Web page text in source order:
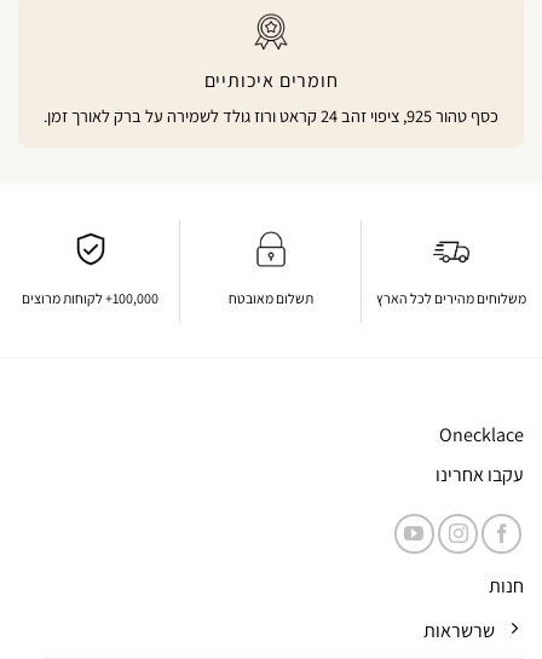
חומרים איכותיים
כסף טהור 925, ציפוי זהב 24 קראט ורוז גולד לשמירה על ברק לאורך זמן.
משלוחים מהירים לכל הארץ תשלום מאובטח 100,000+ לקוחות מרוצים
Onecklace
עקבו אחרינו
חנות
שרשראות